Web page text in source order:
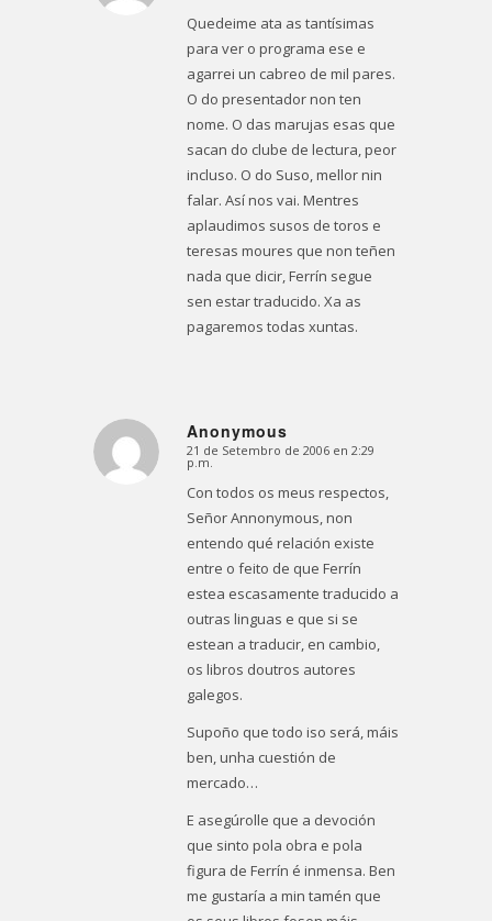
Quedeime ata as tantísimas
para ver o programa ese e
agarrei un cabreo de mil pares.
O do presentador non ten
nome. O das marujas esas que
sacan do clube de lectura, peor
incluso. O do Suso, mellor nin
falar. Así nos vai. Mentres
aplaudimos susos de toros e
teresas moures que non teñen
nada que dicir, Ferrín segue
sen estar traducido. Xa as
pagaremos todas xuntas.
Anonymous
Dice:
21 de Setembro de 2006 en 2:29
p.m.
Con todos os meus respectos,
Señor Annonymous, non
entendo qué relación existe
entre o feito de que Ferrín
estea escasamente traducido a
outras linguas e que si se
estean a traducir, en cambio,
os libros doutros autores
galegos.
Supoño que todo iso será, máis
ben, unha cuestión de
mercado…
E asegúrolle que a devoción
que sinto pola obra e pola
figura de Ferrín é inmensa. Ben
me gustaría a min tamén que